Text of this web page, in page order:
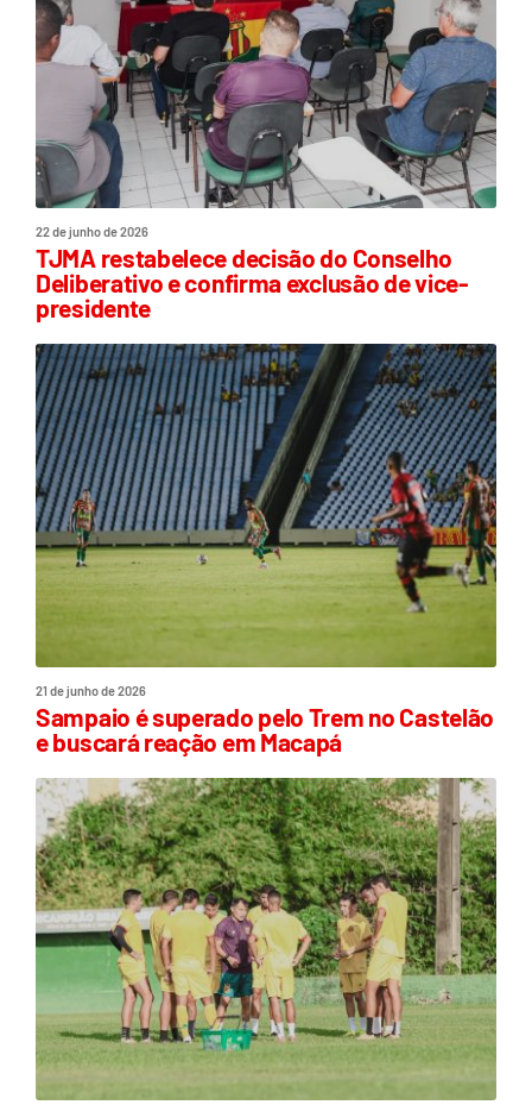
22 de junho de 2026
TJMA restabelece decisão do Conselho
Deliberativo e confirma exclusão de vice-
presidente
21 de junho de 2026
Sampaio é superado pelo Trem no Castelão
e buscará reação em Macapá